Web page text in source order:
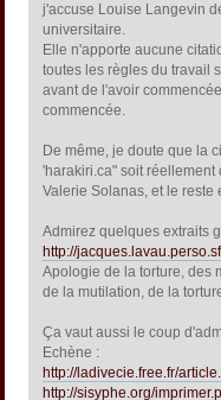
j'accuse Louise Langevin
universitaire.
Elle n'apporte aucune
toutes les règles du travail
avant de l'avoir
commencée.
De même, je doute que la
'harakiri.ca" soit réellement
Valerie Solanas, et le reste
Admirez quelques extraits
http://
Apologie de la torture, des
de la mutilation, de la
Ça vaut aussi le coup
Echène :
http://ladivecie.free.fr/
http://sisyphe.org/